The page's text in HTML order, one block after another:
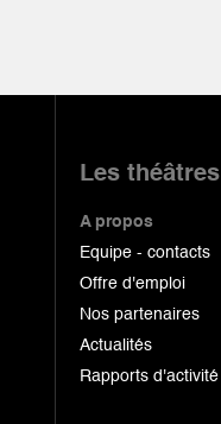
Les théâtres
A propos
Equipe - contacts
Offre d'emploi
Nos partenaires
Actualités
Rapports d'activité